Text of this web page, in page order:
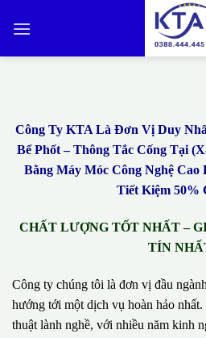
qua
Công Ty KTA Là Đơn Vị Duy
Bể Phốt – Thông Tắc Cống Tại
Bằng Máy Móc Công Nghệ Cao
Tiết Kiệm 50%
CHẤT LƯỢNG TỐT NHẤT –
TÍN
Công ty chúng tôi là đơn vị đầu
hướng tới một dịch vụ hoàn hảo
thuật lành nghề, với nhiều năm kinh